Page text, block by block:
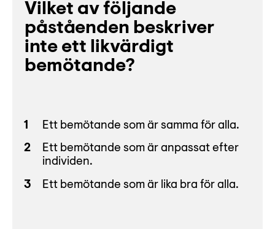
Vilket av följande
påståenden beskriver
inte ett likvärdigt
bemötande?
Ett bemötande som är samma för alla.
Ett bemötande som är anpassat efter
individen.
Ett bemötande som är lika bra för alla.